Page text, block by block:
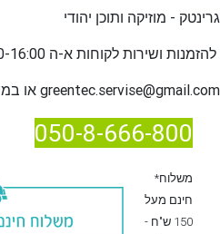
גרינטק - מוזיקה ותוכן יהודי
להזמנות ו
greentec.servise@gmail.com
050-8-666-800
*משלוח
חינם מעל
150 ש"ח -